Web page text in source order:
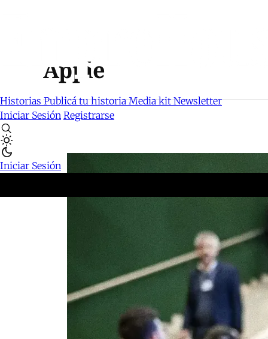
Historias Publicá tu historia Media kit Newsletter
Iniciar Sesión Registrarse
Iniciar Sesión
Apple